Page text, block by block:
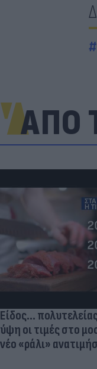
ΑΠΟ
Είδος...
ύψη οι τιμές στο
νέο «ράλι»